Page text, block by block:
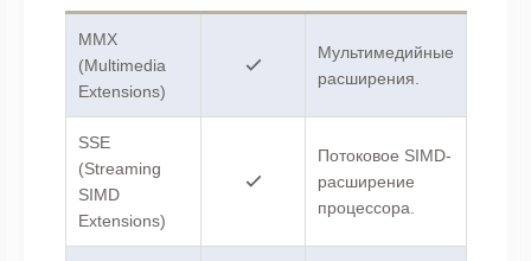
MMX
(Multimedia
Extensions)
Мультимедийные
расширения.
SSE
(Streaming
SIMD
Extensions)
Потоковое SIMD-
расширение
процессора.